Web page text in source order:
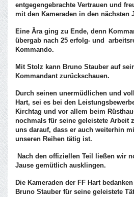
entgegengebrachte Vertrauen und
mit den Kameraden in den nächsten
Eine Ära ging zu Ende, denn
übergab nach 25 erfolg- und
Kommando.
Mit Stolz kann Bruno Stauber auf
Kommandant zurückschauen.
Durch seinen unermüdlichen und
Hart, sei es bei den
Kirchtag und vor allem beim
nochmals für seine geleistete Arbeit
uns darauf, dass er auch weiterhin
unseren Reihen tätig ist.
Nach den offiziellen Teil ließen wir
Jause gemütlich ausklingen.
Die Kameraden der FF Hart
Bruno Stauber für seine geleistete